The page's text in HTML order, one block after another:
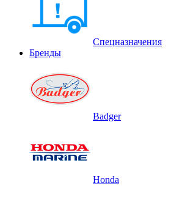
Спецназначения
Бренды
Badger
Honda